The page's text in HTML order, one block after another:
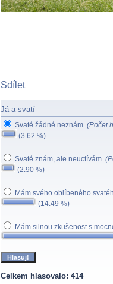
Sdílet
Já a svatí
Svaté žádné neznám. (Počet
(3.62 %)
Svaté znám, ale neuctívám.
(2.90 %)
Mám svého oblíbeného
(14.49 %)
Mám silnou zkušenost s
Celkem hlasovalo: 414